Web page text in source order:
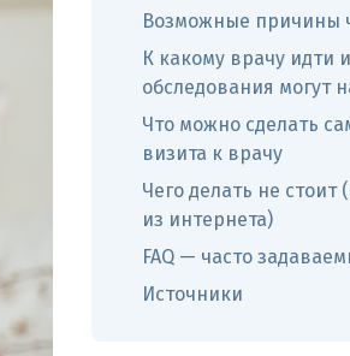
Возможные причины
К какому врачу идти
обследования могут
Что можно сделать
визита к врачу
Чего делать не
из интернета)
FAQ — часто
Источники